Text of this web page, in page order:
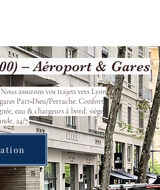
– Aéroport & Gares
assurons vos trajets vers Lyon
Part‑Dieu/Perrache. Confort
eau & chargeurs à bord, siège
24/7.